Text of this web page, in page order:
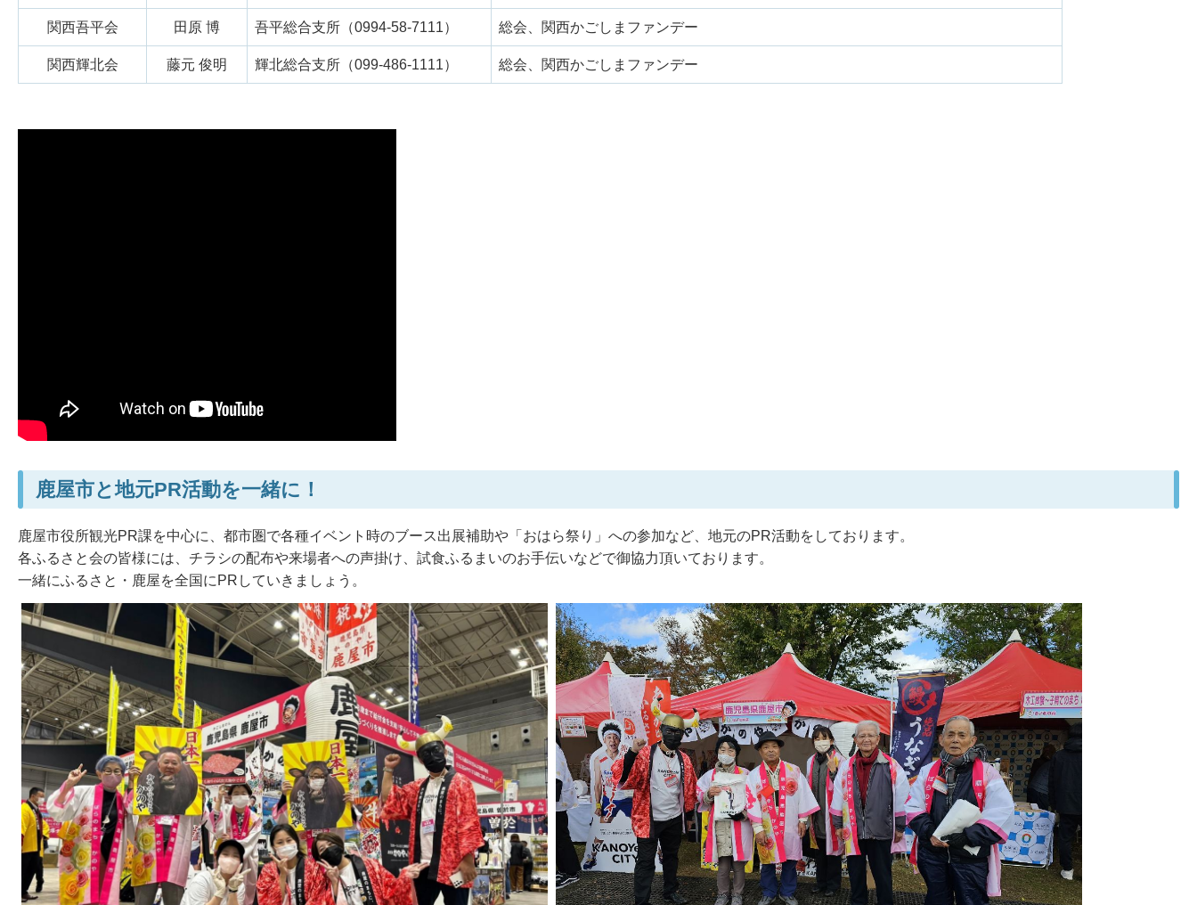
関西吾平会 田原 博 吾平総合支所（0994-58-7111） 総会、関西かごしまファンデー
関西輝北会 藤元 俊明 輝北総合支所（099-486-1111） 総会、関西かごしまファンデー
鹿屋市と地元PR活動を一緒に！
鹿屋市役所観光PR課を中心に、都市圏で各種イベント時のブース出展補助や「おはら祭り」への参加など、地元のPR活動をしております。
各ふるさと会の皆様には、チラシの配布や来場者への声掛け、試食ふるまいのお手伝いなどで御協力頂いております。
一緒にふるさと・鹿屋を全国にPRしていきましょう。